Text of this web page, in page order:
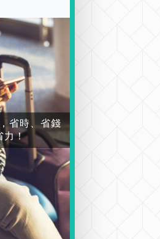
省時、省錢
力！